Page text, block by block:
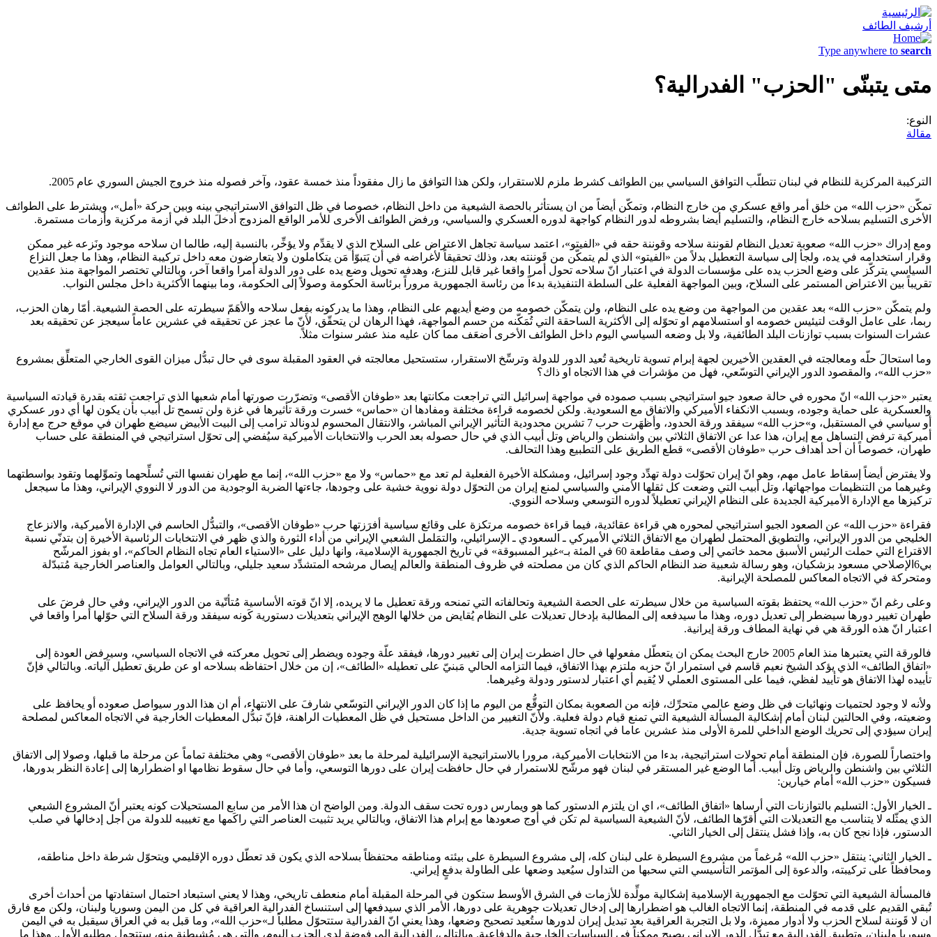
أرشيف الطائف
Type anywhere to search
متى يتبنّى "الحزب" الفدرالية؟
النوع:
مقالة
التركيبة المركزية للنظام في لبنان تتطلّب التوافق السياسي بين الطوائف كشرط ملزم للاستقرار، ولكن هذا التوافق ما زال مفقوداً منذ خمسة عقود، وآخر فصوله منذ خروج الجيش السوري عام 2005.
تمكّن «حزب الله» من خلق أمر واقع عسكري من خارج النظام، وتمكّن أيضاً من ان يستأثر بالحصة الشيعية من داخل النظام، خصوصا في ظل التوافق الاستراتيجي بينه وبين حركة «أمل»، ويشترط على الطوائف
الأخرى التسليم بسلاحه خارج النظام، والتسليم أيضا بشروطه لدور النظام كواجهة لدوره العسكري والسياسي، ورفض الطوائف الأخرى للأمر الواقع المزدوج أدخلَ البلد في أزمة مركزية وأزمات مستمرة.
ومع إدراك «حزب الله» صعوبة تعديل النظام لقوننة سلاحه وقوننة حقه في «الفيتو»، اعتمد سياسة تجاهل الاعتراض على السلاح الذي لا يقدِّم ولا يؤخِّر، بالنسبة إليه، طالما ان سلاحه موجود ونَزعه غير ممكن
وقرار استخدامه في يده، ولجأ إلى سياسة التعطيل بدلاً من «الفيتو» الذي لم يتمكّن من قَوننته بعد، وذلك تحقيقاً لأغراضه في أن يَتبوّأ مَن يتكاملون ولا يتعارضون معه داخل تركيبة النظام، وهذا ما جعل النزاع
السياسي يتركّز على وضع الحزب يده على مؤسسات الدولة في اعتبار انّ سلاحه تحول أمرا واقعا غير قابل للنزع، وهدفه تحويل وضع يده على دور الدولة أمرا واقعا آخر، وبالتالي تختصر المواجهة منذ عقدين
تقريباً بين الاعتراض المستمر على السلاح، وبين المواجهة الفعلية على السلطة التنفيذية بدءاً من رئاسة الجمهورية مروراً برئاسة الحكومة وصولاً إلى الحكومة، وما بينهما الأكثرية داخل مجلس النواب.
ولم يتمكّن «حزب الله» بعد عقدين من المواجهة من وضع يده على النظام، ولن يتمكّن خصومه من وضع أيديهم على النظام، وهذا ما يدركونه بفِعل سلاحه والأهَمّ سيطرته على الحصة الشيعية. أمّا رهان الحزب،
ربما، على عامل الوقت لتيئيس خصومه او استسلامهم او تحوّله إلى الأكثرية الساحقة التي تُمَكّنه من حسم المواجهة، فهذا الرهان لن يتحقّق، لأنّ ما عجز عن تحقيقه في عشرين عاماً سيعجز عن تحقيقه بعد
عشرات السنوات بسبب توازنات البلد الطائفية، ولا بل وضعه السياسي اليوم داخل الطوائف الأخرى أضعَف مما كان عليه منذ عشر سنوات مثلاً.
وما استحالَ حلّه ومعالجته في العقدين الأخيرين لجهة إبرام تسوية تاريخية تُعيد الدور للدولة وترسِّخ الاستقرار، ستستحيل معالجته في العقود المقبلة سوى في حال تبدُّل ميزان القوى الخارجي المتعلِّق بمشروع
«حزب الله»، والمقصود الدور الإيراني التوسّعي، فهل من مؤشرات في هذا الاتجاه او ذاك؟
يعتبر «حزب الله» انّ محوره في حالة صعود جيو استراتيجي بسبب صموده في مواجهة إسرائيل التي تراجعت مكانتها بعد «طوفان الأقصى» وتضرّرت صورتها أمام شعبها الذي تراجعت ثقته بقدرة قيادته السياسية
والعسكرية على حماية وجوده، وبسبب الانكفاء الأميركي والاتفاق مع السعودية. ولكن لخصومه قراءة مختلفة ومفادها ان «حماس» خسرت ورقة تأثيرها في غزة ولن تسمح تل أبيب بأن يكون لها أي دور عسكري
أو سياسي في المستقبل، و»حزب الله» سيفقد ورقة الحدود، وأظهَرت حرب 7 تشرين محدودية التأثير الإيراني المباشر، والانتقال المحسوم لدونالد ترامب إلى البيت الأبيض سيضع طهران في موقع حرج مع إدارة
أميركية ترفض التساهل مع إيران، هذا عدا عن الاتفاق الثلاثي بين واشنطن والرياض وتل أبيب الذي في حال حصوله بعد الحرب والانتخابات الأميركية سيُفضي إلى تحوّل استراتيجي في المنطقة على حساب
طهران، خصوصاً أن أحد أهداف حرب «طوفان الأقصى» قطع الطريق على التطبيع وهذا التحالف.
ولا يفترض أيضاً إسقاط عامل مهم، وهو انّ إيران تحوّلت دولة تهدِّد وجود إسرائيل، ومشكلة الأخيرة الفعلية لم تعد مع «حماس» ولا مع «حزب الله»، إنما مع طهران نفسها التي تُسلِّحهما وتموِّلهما وتقود بواسطتهما
وغيرهما من التنظيمات مواجهاتها، وتل أبيب التي وضعت كل ثقلها الأمني والسياسي لمنع إيران من التحوّل دولة نووية خشية على وجودها، جاءتها الضربة الوجودية من الدور لا النووي الإيراني، وهذا ما سيجعل
تركيزها مع الإدارة الأميركية الجديدة على النظام الإيراني تعطيلاً لدوره التوسعي وسلاحه النووي.
فقراءة «حزب الله» عن الصعود الجيو استراتيجي لمحوره هي قراءة عقائدية، فيما قراءة خصومه مرتكزة على وقائع سياسية أفرَزتها حرب «طوفان الأقصى»، والتبدُّل الحاسم في الإدارة الأميركية، والانزعاج
الخليجي من الدور الإيراني، والتطويق المحتمل لطهران مع الاتفاق الثلاثي الأميركي ـ السعودي ـ الإسرائيلي، والتمَلمل الشعبي الإيراني من أداء الثورة والذي ظهر في الانتخابات الرئاسية الأخيرة إن بتدنّي نسبة
الاقتراع التي حملت الرئيس الأسبق محمد خاتمي إلى وصف مقاطعة 60 في المئة بـ»غير المسبوقة» في تاريخ الجمهورية الإسلامية، وانها دليل على «الاستياء العام تجاه النظام الحاكم»، او بفوز المرشّح
بي6الإصلاحي مسعود بزشكيان، وهو رسالة شعبية ضد النظام الحاكم الذي كان من مصلحته في ظروف المنطقة والعالم إيصال مرشحه المتشدِّد سعيد جليلي، وبالتالي العوامل والعناصر الخارجية مُتبدّلة
ومتحركة في الاتجاه المعاكس للمصلحة الإيرانية.
وعلى رغم انّ «حزب الله» يحتفظ بقوته السياسية من خلال سيطرته على الحصة الشيعية وتحالفاته التي تمنحه ورقة تعطيل ما لا يريده، إلا انّ قوته الأساسية مُتأتّية من الدور الإيراني، وفي حال فرضَ على
طهران تغيير دورها سيضطر إلى تعديل دوره، وهذا ما سيدفعه إلى المطالبة بإدخال تعديلات على النظام يُقايض من خلالها الوهج الإيراني بتعديلات دستورية كَونه سيفقد ورقة السلاح التي حوّلها أمرا واقعا في
اعتبار انّ هذه الورقة هي في نهاية المطاف ورقة إيرانية.
فالورقة التي يعتبرها منذ العام 2005 خارج البحث يمكن ان يتعطّل مفعولها في حال اضطرت إيران إلى تغيير دورها، فيفقد علّة وجوده ويضطر إلى تحويل معركته في الاتجاه السياسي، وسيرفض العودة إلى
«اتفاق الطائف» الذي يؤكد الشيخ نعيم قاسم في استمرار انّ حزبه ملتزم بهذا الاتفاق، فيما التزامه الحالي مَبنيّ على تعطيله «الطائف»، إن من خلال احتفاظه بسلاحه او عن طريق تعطيل آلياته. وبالتالي فإنّ
تأييده لهذا الاتفاق هو تأييد لفظي، فيما على المستوى العملي لا يُقيم أي اعتبار لدستور ودولة وغيرهما.
ولأنه لا وجود لحتميات ونهائيات في ظل وضع عالمي متحرِّك، فإنه من الصعوبة بمكان التوقُّع من اليوم ما إذا كان الدور الإيراني التوسّعي شارفَ على الانتهاء، أم ان هذا الدور سيواصل صعوده أو يحافظ على
وضعيته، وفي الحالتين لبنان أمام إشكالية المسألة الشيعية التي تمنع قيام دولة فعلية. ولأنّ التغيير من الداخل مستحيل في ظل المعطيات الراهنة، فإنّ تبدُّل المعطيات الخارجية في الاتجاه المعاكس لمصلحة
إيران سيؤدي إلى تحريك الوضع الداخلي للمرة الأولى منذ عشرين عاما في اتجاه تسوية جدية.
واختصاراً للصورة، فإن المنطقة أمام تحولات استراتيجية، بدءا من الانتخابات الأميركية، مرورا بالاستراتيجية الإسرائيلية لمرحلة ما بعد «طوفان الأقصى» وهي مختلفة تماماً عن مرحلة ما قبلها، وصولا إلى الاتفاق
الثلاثي بين واشنطن والرياض وتل أبيب. أما الوضع غير المستقر في لبنان فهو مرشّح للاستمرار في حال حافظت إيران على دورها التوسعي، وأما في حال سقوط نظامها او اضطرارها إلى إعادة النظر بدورها،
فسيكون «حزب الله» أمام خيارين:
ـ الخيار الأول: التسليم بالتوازنات التي أرساها «اتفاق الطائف»، اي ان يلتزم الدستور كما هو ويمارس دوره تحت سقف الدولة. ومن الواضح ان هذا الأمر من سابع المستحيلات كونه يعتبر أنّ المشروع الشيعي
الذي يمثّله لا يتناسب مع التعديلات التي أقرّها الطائف، لأنّ الشيعية السياسية لم تكن في أوج صعودها مع إبرام هذا الاتفاق، وبالتالي يريد تثبيت العناصر التي راكَمها مع تغييبه للدولة من أجل إدخالها في صلب
الدستور، فإذا نجح كان به، وإذا فشل ينتقل إلى الخيار الثاني.
ـ الخيار الثاني: ينتقل «حزب الله» مُرغماً من مشروع السيطرة على لبنان كله، إلى مشروع السيطرة على بيئته ومناطقه محتفظاً بسلاحه الذي يكون قد تعطّل دوره الإقليمي ويتحوّل شرطة داخل مناطقه،
ومحافظاً على تركيبته، والدعوة إلى المؤتمر التأسيسي التي سحبها من التداول سيُعيد وضعها على الطاولة بدفعٍ إيراني.
فالمسألة الشيعية التي تحوّلت مع الجمهورية الإسلامية إشكالية مولِّدة للأزمات في الشرق الأوسط ستكون في المرحلة المقبلة أمام منعطف تاريخي، وهذا لا يعني استبعاد احتمال استفادتها من أحداث أخرى
تُبقي القديم على قدمه في المنطقة، إنما الاتجاه الغالب هو اضطرارها إلى إدخال تعديلات جوهرية على دورها، الأمر الذي سيدفعها إلى استنساخ الفدرالية العراقية في كل من اليمن وسوريا ولبنان، ولكن مع فارق
ان لا قَوننة لسلاح الحزب ولا أدوار مميزة، ولا بل التجربة العراقية بعد تبديل إيران لدورها ستُعيد تصحيح وضعها، وهذا يعني انّ الفدرالية ستتحوّل مطلباً لـ»حزب الله»، وما قبل به في العراق سيقبل به في اليمن
وسوريا ولبنان، وتطبيق الفدرالية مع تبدُّل الدور الإيراني يصبح ممكناً في السياسات الخارجية والدفاعية. وبالتالي، الفدرالية المرفوضة لدى الحزب اليوم، والتي هي مُشيطنة منه، ستتحول مطلبه الأول. وهذا ما